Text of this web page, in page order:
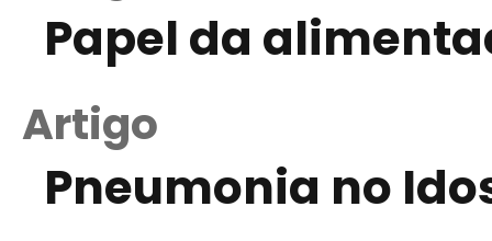
Papel da
Artigo
Pneumonia no